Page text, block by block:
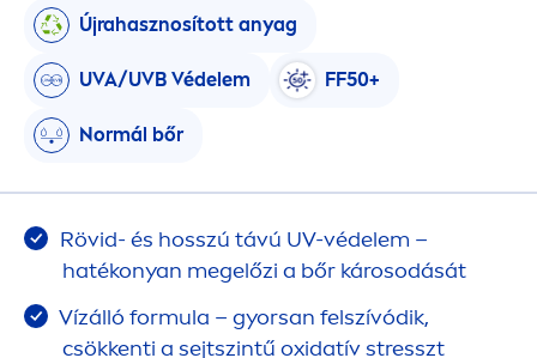
Újrahasznosított anyag
UVA/UVB Védelem FF50+
Normál bőr
Rövid- és hosszú távú UV-védelem –
hatékonyan megelőzi a bőr károsodását
Vízálló formula – gyorsan felszívódik,
csökkenti a sejtszintű oxidatívstresszt